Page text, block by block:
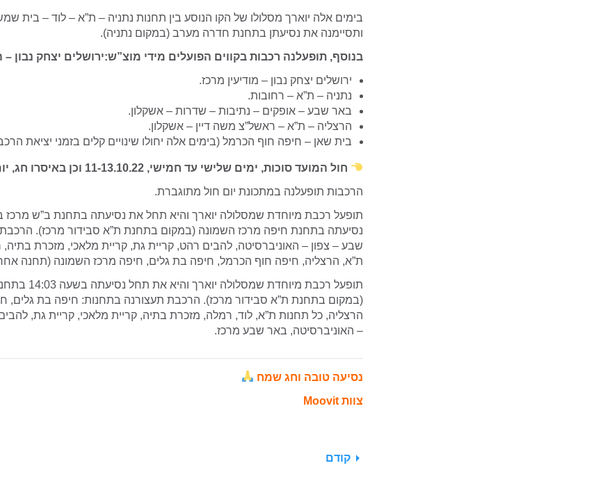
בימים אלה יוארך מסלולו של הקו הנוסע בין תחנות נתניה – ת”א – לוד – בית
ותסיימנה את נסיעתן בתחנת חדרה מערב (במקום נתניה).
בנוסף, תופעלנה רכבות בקווים הפועלים מידי מוצ”ש:ירושלים יצחק נבון –
ירושלים יצחק נבון – מודיעין מרכז.
נתניה – ת”א – רחובות.
באר שבע – אופקים – נתיבות – שדרות – אשקלון.
הרצליה – ת”א – ראשל”צ משה דיין – אשקלון.
בית שאן – חיפה חוף הכרמל (בימים אלה יחולו שינויים קלים בזמני יציאת
חול המועד סוכות, ימים שלישי עד חמישי, 11-13.10.22 וכן באיסרו חג, יום שלישי, 18.10.22:
הרכבות תופעלנה במתכונת יום חול מתוגברת.
נסיעתה בתחנת חיפה מרכז השמונה (במקום בתחנת ת”א סבידור מרכז).
שבע – צפון – האוניברסיטה, להבים רהט, קריית גת, קריית מלאכי, מזכרת
ת”א, הרצליה, חיפה חוף הכרמל, חיפה בת גלים, חיפה מרכז השמונה (תחנה
תופעל רכבת
(במקום בתחנת ת”א סבידור מרכז). הרכבת תעצורנה בתחנות: חיפה בת גלים,
הרצליה, כל תחנות ת”א, לוד, רמלה, מזכרת בתיה, קריית מלאכי, קריית גת,
– האוניברסיטה, באר שבע מרכז.
נסיעה טובה וחג שמח
צוות Moovit
קודם